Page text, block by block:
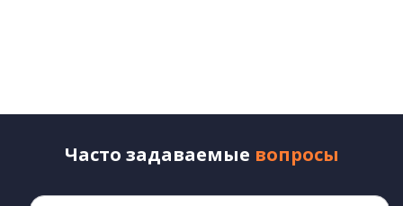
Часто задаваемые вопросы